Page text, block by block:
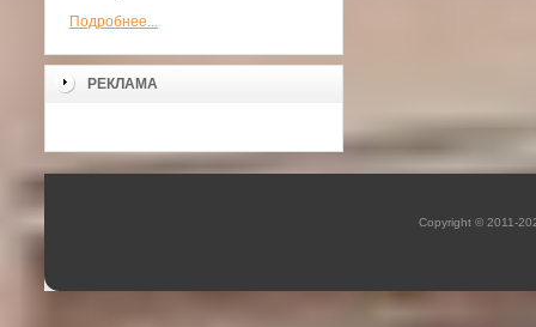
Подробнее...
РЕКЛАМА
Copyright © 2011-